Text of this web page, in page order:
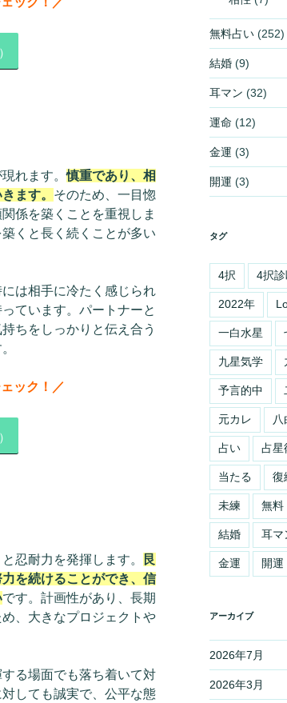
れます。慎重であり、相
ます。 そのため、一目惚
係を築くことを重視しま
くと長く続くことが多い
は相手に冷たく感じられ
ています。パートナーと
ちをしっかりと伝え合う
ック！／
忍耐力を発揮します。
艮
を続けることができ、信
です。計画性があり、長期
、大きなプロジェクトや
る場面でも落ち着いて対
しても誠実で、公平な態
無料占い(252)
結婚(9)
耳マン (32)
運命 (12)
金運 (3)
開運 (3)
タグ
4択 4択
2022年
一白水星
九星気学
予言的中
元カレ 八
占い 占星
当たる 復
未練 無料
結婚 耳マ
金運 開運
アーカイブ
2026年7月
2026年3月